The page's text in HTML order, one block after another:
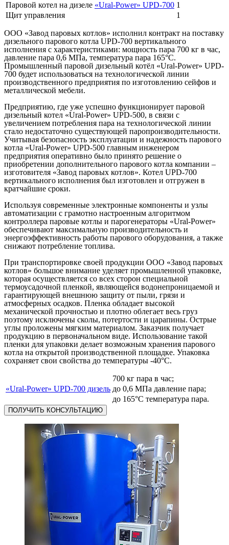
Паровой котел на дизеле «Ural-Power» UPD-700 1
Щит управления
1
ООО «Завод паровых котлов» исполнил контракт на поставку
дизельного парового котла UPD-700 вертикального
исполнения с характеристиками: мощность пара 700 кг в час,
давление пара 0,6 МПа, температура пара 165°С.
Промышленный паровой дизельный котёл «Ural-Power» UPD-
700 будет использоваться на технологической линии
производственного предприятия по изготовлению сейфов и
металлической мебели.
Предприятию, где уже успешно функционирует паровой
дизельный котел «Ural-Power» UPD-500, в связи с
увеличением потребления пара на технологической линии
стало недостаточно существующей паропроизводительности.
Учитывая безопасность эксплуатации и надежность парового
котла «Ural-Power» UPD-500 главным инженером
предприятия оперативно было принято решение о
приобретении дополнительного парового котла компании –
изготовителя «Завод паровых котлов». Котел UPD-700
вертикального исполнения был изготовлен и отгружен в
кратчайшие сроки.
Используя современные электронные компоненты и узлы
автоматизации с грамотно настроенным алгоритмом
контроллера паровые котлы и парогенераторы «Ural-Power»
обеспечивают максимальную производительность и
энергоэффективность работы парового оборудования, а также
снижают потребление топлива.
При транспортировке своей продукции ООО «Завод паровых
котлов» большое внимание уделяет промышленной упаковке,
которая осуществляется со всех сторон специальной
термоусадочной пленкой, являющейся водонепроницаемой и
гарантирующей внешнюю защиту от пыли, грязи и
атмосферных осадков. Пленка обладает высокой
механической прочностью и плотно облегает весь груз
поэтому исключены сколы, потертости и царапины. Острые
углы проложены мягким материалом. Заказчик получает
продукцию в первоначальном виде. Использование такой
пленки для упаковки делает возможным хранения парового
котла на открытой производственной площадке. Упаковка
сохраняет свои свойства до температуры -40°С.
«Ural-Power» UPD-700 дизель
700 кг пара в час;
до 0,6 МПа давление пара;
до 165°С температура пара.
ПОЛУЧИТЬ КОНСУЛЬТАЦИЮ